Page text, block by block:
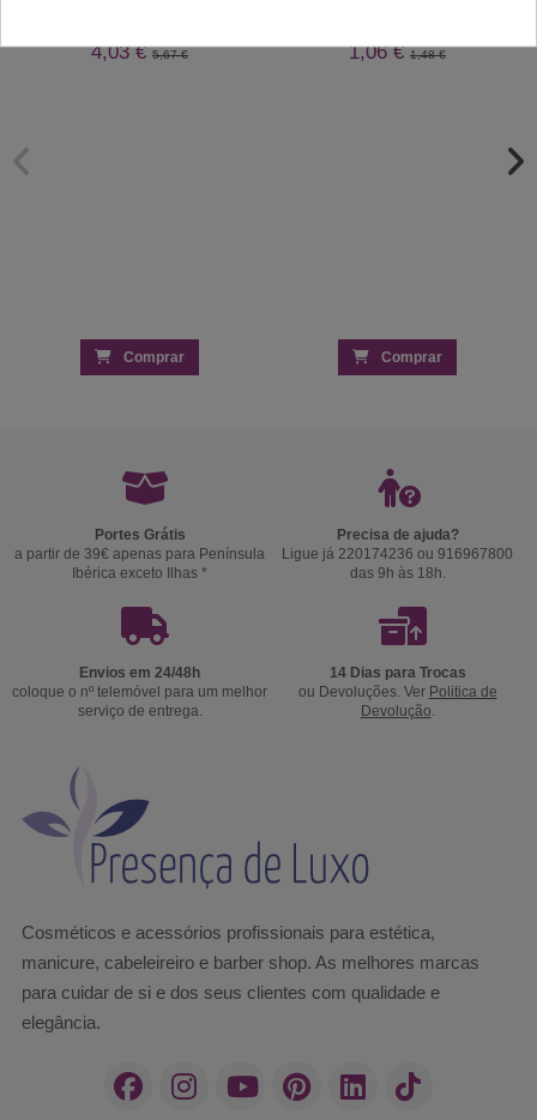
4,03 €5,67 €
Comprar
1,06 €1,48 €
Comprar
Portes Grátis
a partir de 39€ apenas para Península
Ibérica exceto Ilhas *
Precisa de ajuda?
Ligue já 220174236 ou 916967800
das 9h às 18h.
Envios em 24/48h
coloque o nº telemóvel para um melhor
serviço de entrega.
14 Dias para Trocas
ou Devoluções. Ver Politica de
Devolução
Cosméticos e acessórios profissionais para estética,
manicure, cabeleireiro e barber shop. As melhores marcas
para cuidar de si e dos seus clientes com qualidade e
elegância.